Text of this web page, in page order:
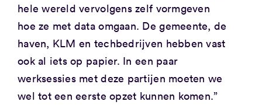
hele wereld vervolgens zelf vormgeven
hoe ze met data omgaan. De gemeente, de
haven, KLM en techbedrijven hebben vast
ook al iets op papier. In een paar
werksessies met deze partijen moeten we
wel tot een eerste opzet kunnen komen.”